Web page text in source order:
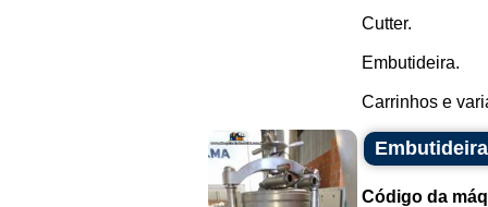
Cutter.
Embutideira.
Carrinhos e
Código da